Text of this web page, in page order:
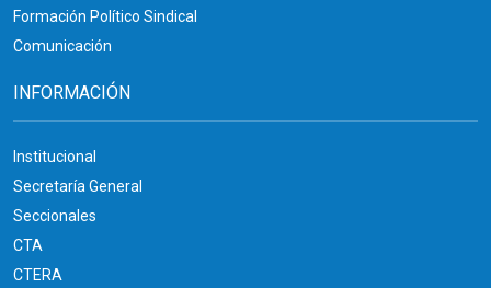
Formación Político Sindical
Comunicación
INFORMACIÓN
Institucional
Secretaría General
Seccionales
CTA
CTERA